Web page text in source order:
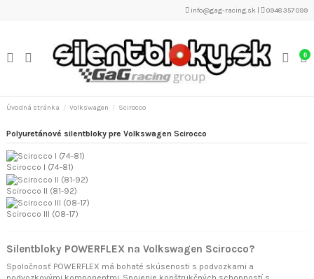
info@gag-racing.sk 0948 357 099
0
Úvodná stránka Volkswagen Scirocco
Polyuretánové silentbloky pre Volkswagen Scirocco
Scirocco I (74-81)
Scirocco II (81-92)
Scirocco III (08-17)
Silentbloky POWERFLEX na Volkswagen Scirocco?
Spoločnosť POWERFLEX má bohaté skúsenosti s podvozkami a